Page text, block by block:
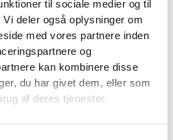
til sociale medier og til
deler også oplysninger om
med vores partnere inden
og
kan kombinere disse
du har givet dem, eller som
af deres tjenester.
skal siden og formularen
gør det modsatte og
uden kvalificering giver lav
annoncen kan være hurtige,